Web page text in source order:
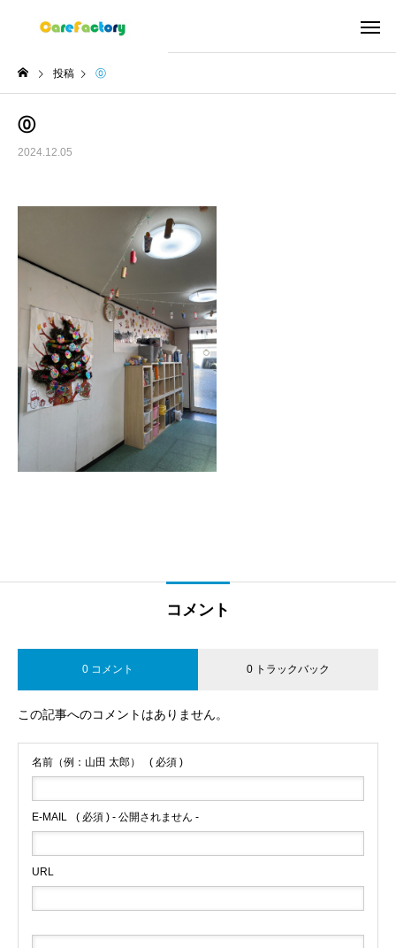
投稿 ⓪
⓪
2024.12.05
コメント
0 コメント 0 トラックバック
この記事へのコメントはありません。
名前（例：山田 太郎） ( 必須 )
E-MAIL ( 必須 ) - 公開されません -
URL